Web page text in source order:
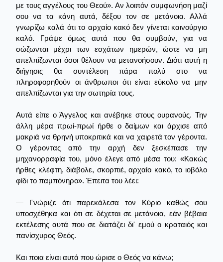
με τους αγγέλους του Θεού». Αν λοιπόν συμφωνήση μαζί
σου να τα κάνη αυτά, δέξου τον σε μετάνοια. Αλλά
γνωρίζω καλά ότι το αρχαίο κακό δεν γίνεται καινούργιο
καλό. Γράψε όμως αυτά που θα συμβούν, για να
σώζωνται μέχρι των εσχάτων ημερών, ώστε να μη
απελπίζωνται όσοι θέλουν να μετανοήσουν. Διότι αυτή η
διήγησις θα συντέλεση πάρα πολύ στο να
πληροφορηθούν οι άνθρωποι ότι είναι εύκολο να μην
απελπίζωνται για την σωτηρία τους.
Αυτά είπε ο Άγγελος και ανέβηκε στους ουρανούς. Την
άλλη μέρα πρωί-πρωί ήρθε ο δαίμων και άρχισε από
μακριά να θρηνή υποκριτικά και να χαιρετά τον γέροντα.
Ο γέροντας από την αρχή δεν ξεσκέπασε την
μηχανορραφία του, μόνο έλεγε από μέσα του: «Κακώς
ήρθες κλέφτη, διάβολε, σκορπιέ, αρχαίο κακό, το ιοβόλο
φίδι το παμπόνηρο». Έπειτα του λέει:
— Γνώριζε ότι παρεκάλεσα τον Κύριο καθώς σου
υποσχέθηκα και ότι σε δέχεται σε μετάνοια, εάν βέβαια
εκτέλεσης αυτά που σε διατάζει δι' εμού ο κραταιός και
πανίσχυρος Θεός.
Και ποια είναι αυτά που ώρισε ο Θεός να κάνω;